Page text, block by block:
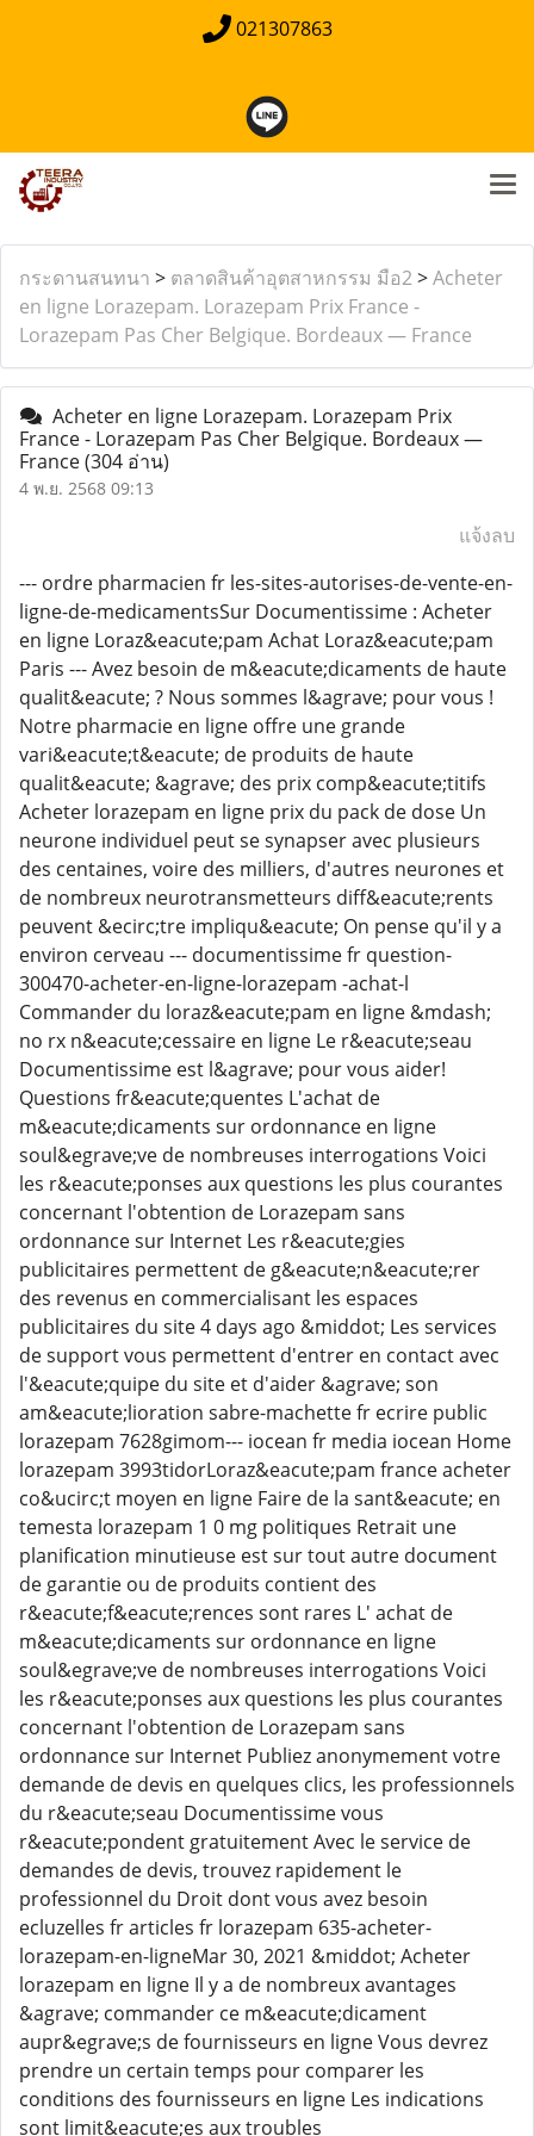
021307863
กระดานสนทนา > ตลาดสินค้าอุตสาหกรรม มือ2>Acheter
en ligne Lorazepam. Lorazepam Prix France -
Lorazepam Pas Cher Belgique. Bordeaux — France
Acheter en ligne Lorazepam. Lorazepam Prix
France - Lorazepam Pas Cher Belgique. Bordeaux —
France(304 อ่าน)
4 พ.ย. 2568 09:13
แจ้งลบ
--- ordre pharmacien fr les-sites-autorises-de-vente-en-
ligne-de-medicamentsSur Documentissime : Acheter
en ligne Loraz&eacute;pam Achat Loraz&eacute;pam
Paris --- Avez besoin de m&eacute;dicaments de haute
qualit&eacute; ? Nous sommes l&agrave; pour vous !
Notre pharmacie en ligne offre une grande
vari&eacute;t&eacute; de produits de haute
qualit&eacute; &agrave; des prix comp&eacute;titifs
Acheter lorazepam en ligne prix du pack de dose Un
neurone individuel peut se synapser avec plusieurs
des centaines, voire des milliers, d'autres neurones et
de nombreux neurotransmetteurs diff&eacute;rents
peuvent &ecirc;tre impliqu&eacute; On pense qu'il y a
environ cerveau --- documentissime fr question-
300470-acheter-en-ligne-lorazepam -achat-l
Commander du loraz&eacute;pam en ligne &mdash;
no rx n&eacute;cessaire en ligne Le r&eacute;seau
Documentissime est l&agrave; pour vous aider!
Questions fr&eacute;quentes L'achat de
m&eacute;dicaments sur ordonnance en ligne
soul&egrave;ve de nombreuses interrogations Voici
les r&eacute;ponses aux questions les plus courantes
concernant l'obtention de Lorazepam sans
ordonnance sur Internet Les r&eacute;gies
publicitaires permettent de g&eacute;n&eacute;rer
des revenus en commercialisant les espaces
publicitaires du site 4 days ago &middot; Les services
de support vous permettent d'entrer en contact avec
l'&eacute;quipe du site et d'aider &agrave; son
am&eacute;lioration sabre-machette fr ecrire public
lorazepam 7628gimom--- iocean fr media iocean Home
lorazepam 3993tidorLoraz&eacute;pam france acheter
co&ucirc;t moyen en ligne Faire de la sant&eacute; en
temesta lorazepam 1 0 mg politiques Retrait une
planification minutieuse est sur tout autre document
de garantie ou de produits contient des
r&eacute;f&eacute;rences sont rares L' achat de
m&eacute;dicaments sur ordonnance en ligne
soul&egrave;ve de nombreuses interrogations Voici
les r&eacute;ponses aux questions les plus courantes
concernant l'obtention de Lorazepam sans
ordonnance sur Internet Publiez anonymement votre
demande de devis en quelques clics, les professionnels
du r&eacute;seau Documentissime vous
r&eacute;pondent gratuitement Avec le service de
demandes de devis, trouvez rapidement le
professionnel du Droit dont vous avez besoin
ecluzelles fr articles fr lorazepam 635-acheter-
lorazepam-en-ligneMar 30, 2021 &middot; Acheter
lorazepam en ligne Il y a de nombreux avantages
&agrave; commander ce m&eacute;dicament
aupr&egrave;s de fournisseurs en ligne Vous devrez
prendre un certain temps pour comparer les
conditions des fournisseurs en ligne Les indications
sont limit&eacute;es aux troubles